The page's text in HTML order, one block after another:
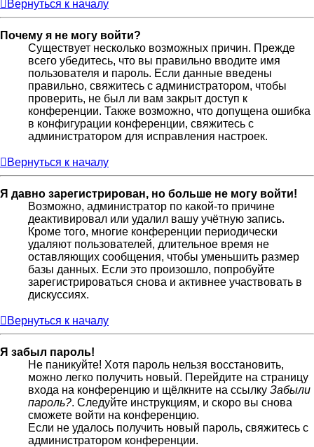
Вернуться к началу
Почему я не могу войти?
Существует несколько возможных причин. Прежде
всего убедитесь, что вы правильно вводите имя
пользователя и пароль. Если данные введены
правильно, свяжитесь с администратором, чтобы
проверить, не был ли вам закрыт доступ к
конференции. Также возможно, что допущена ошибка
в конфигурации конференции, свяжитесь с
администратором для исправления настроек.
Вернуться к началу
Я давно зарегистрирован, но больше не могу войти!
Возможно, администратор по какой-то причине
деактивировал или удалил вашу учётную запись.
Кроме того, многие конференции периодически
удаляют пользователей, длительное время не
оставляющих сообщения, чтобы уменьшить размер
базы данных. Если это произошло, попробуйте
зарегистрироваться снова и активнее участвовать в
дискуссиях.
Вернуться к началу
Я забыл пароль!
Не паникуйте! Хотя пароль нельзя восстановить,
можно легко получить новый. Перейдите на страницу
входа на конференцию и щёлкните на ссылку Забыли
пароль?. Следуйте инструкциям, и скоро вы снова
сможете войти на конференцию.
Если не удалось получить новый пароль, свяжитесь с
администратором конференции.